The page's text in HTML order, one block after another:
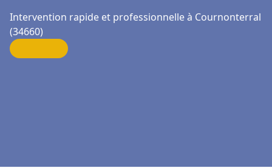
Intervention rapide et professionnelle à Cournonterral
(34660)